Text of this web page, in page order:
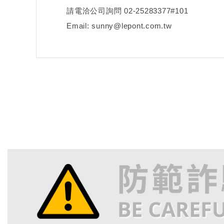
請電洽公司詢問 02-25283377#101
Email: sunny@lepont.com.tw